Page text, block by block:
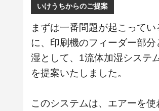
いけうちからのご提案
まずは一番問題が起こって
に、印刷機のフィーダー部
湿として、1流体加湿システ
を提案いたしました。
このシステムは、エアーを